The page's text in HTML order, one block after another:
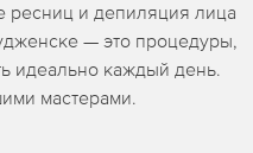
ресниц и депиляция лица
— это процедуры,
идеально каждый день.
мастерами.